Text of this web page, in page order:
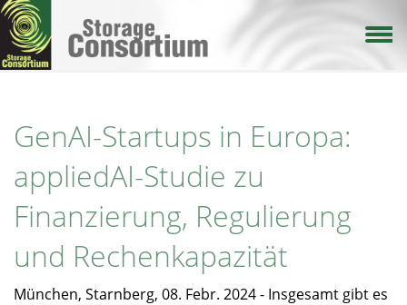
Direkt
zum
Inhalt
GenAI-Startups in Europa:
appliedAI-Studie zu
Finanzierung, Regulierung
und Rechenkapazität
München, Starnberg, 08. Febr. 2024 - Insgesamt gibt es